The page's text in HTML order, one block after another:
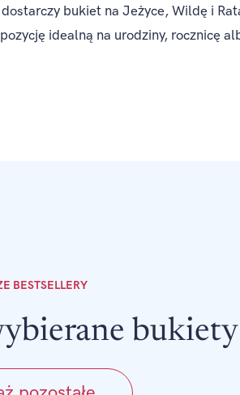
bukiet na Jeżyce, Wildę i
idealną na urodziny, rocznicę
BESTSELLERY
bukiety